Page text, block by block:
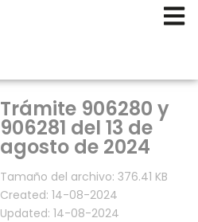
Trámite 906280 y
906281 del 13 de
agosto de 2024
Tamaño del archivo: 376.41 KB
Created: 14-08-2024
Updated: 14-08-2024